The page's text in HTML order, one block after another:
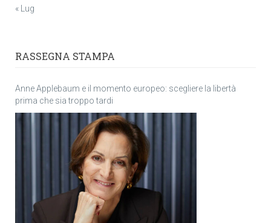
« Lug
RASSEGNA STAMPA
Anne Applebaum e il momento europeo: scegliere la libertà
prima che sia troppo tardi